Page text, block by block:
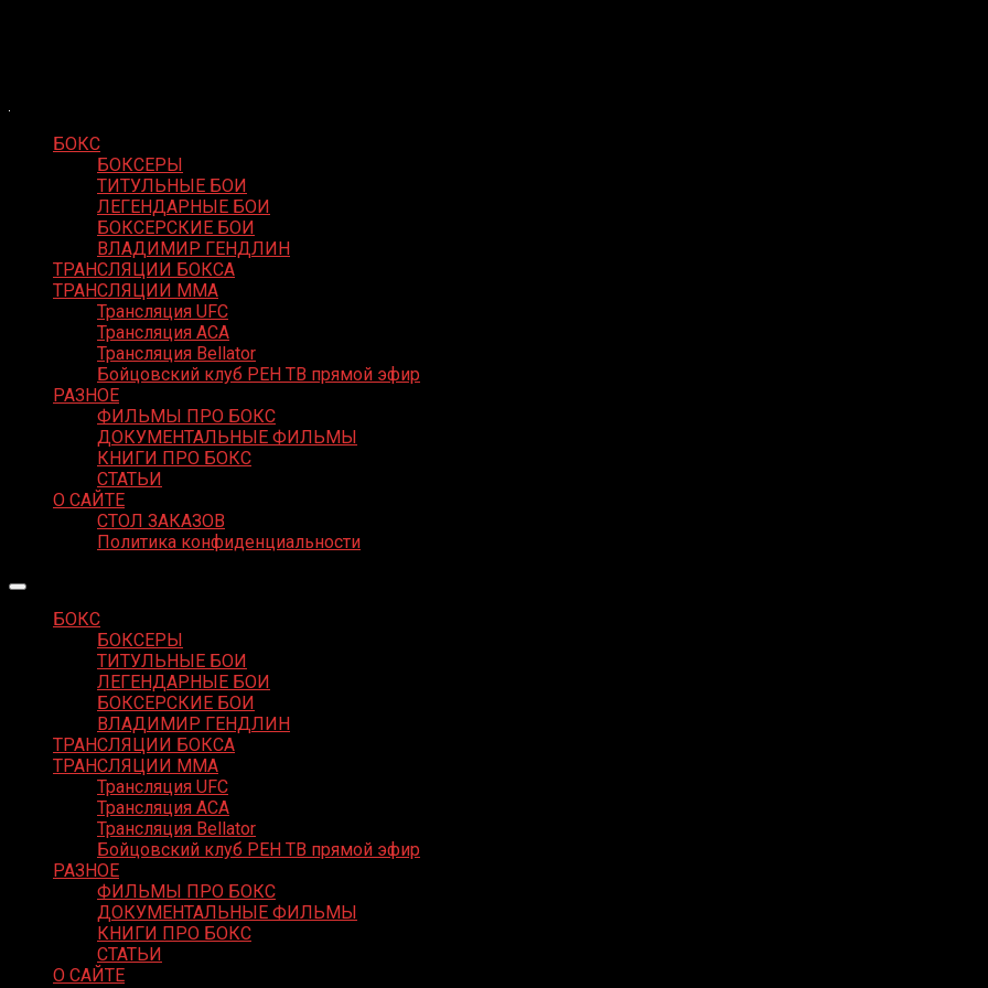
БОКС
БОКСЕРЫ
ТИТУЛЬНЫЕ БОИ
ЛЕГЕНДАРНЫЕ БОИ
БОКСЕРСКИЕ БОИ
ВЛАДИМИР ГЕНДЛИН
ТРАНСЛЯЦИИ БОКСА
ТРАНСЛЯЦИИ MMA
Трансляция UFC
Трансляция ACA
Трансляция Bellator
Бойцовский клуб РЕН ТВ прямой эфир
РАЗНОЕ
ФИЛЬМЫ ПРО БОКС
ДОКУМЕНТАЛЬНЫЕ ФИЛЬМЫ
КНИГИ ПРО БОКС
СТАТЬИ
О САЙТЕ
СТОЛ ЗАКАЗОВ
Политика конфиденциальности
БОКС
БОКСЕРЫ
ТИТУЛЬНЫЕ БОИ
ЛЕГЕНДАРНЫЕ БОИ
БОКСЕРСКИЕ БОИ
ВЛАДИМИР ГЕНДЛИН
ТРАНСЛЯЦИИ БОКСА
ТРАНСЛЯЦИИ MMA
Трансляция UFC
Трансляция ACA
Трансляция Bellator
Бойцовский клуб РЕН ТВ прямой эфир
РАЗНОЕ
ФИЛЬМЫ ПРО БОКС
ДОКУМЕНТАЛЬНЫЕ ФИЛЬМЫ
КНИГИ ПРО БОКС
СТАТЬИ
О САЙТЕ